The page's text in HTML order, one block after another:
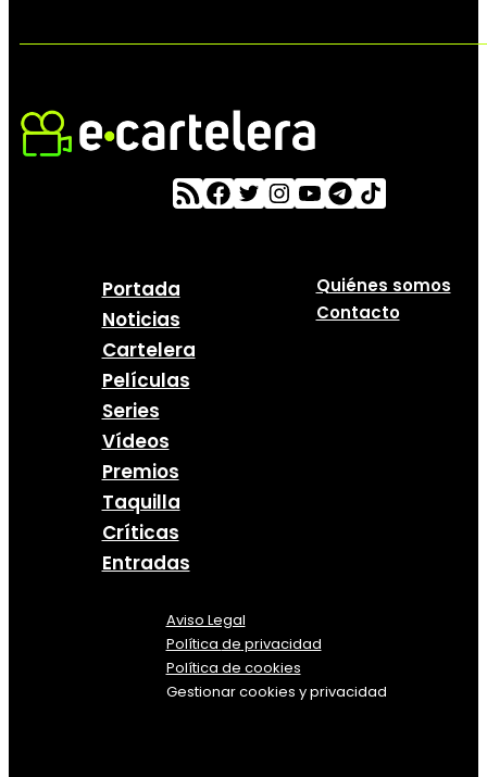
Portada
Noticias
Cartelera
Películas
Series
Vídeos
Premios
Taquilla
Críticas
Entradas
Quiénes somos
Contacto
Aviso Legal
Política de privacidad
Política de cookies
Gestionar cookies y privacidad